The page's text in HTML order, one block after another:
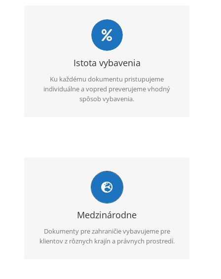
Istota vybavenia
Ku každému dokumentu pristupujeme
individuálne a vopred preverujeme vhodný
spôsob vybavenia.
Overený postup
Klientov informujeme o predpokladanom trvaní
služby a priebežne sledujeme stav spracovania.
Medzinárodne
Dokumenty pre zahraničie vybavujeme pre
klientov z rôznych krajín a právnych prostredí.
Globálne skúsenosti
Vďaka medzinárodným skúsenostiam vieme
zvoliť postup vhodný pre konkrétny typ
dokumentu a krajinu použitia.